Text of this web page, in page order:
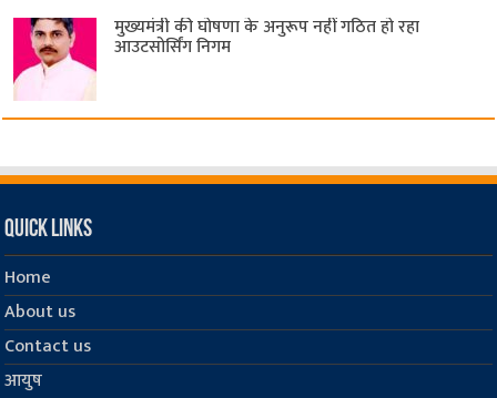
मुख्यमंत्री की घोषणा के अनुरूप नहीं गठित हो रहा
आउटसोर्सिंग निगम
Quick Links
Home
About us
Contact us
आयुष